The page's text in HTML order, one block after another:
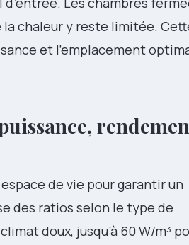
la chaleur y reste limitée.
et l’emplacement
de vie pour garantir un
des ratios selon le type de
doux, jusqu’à 60 W/m³